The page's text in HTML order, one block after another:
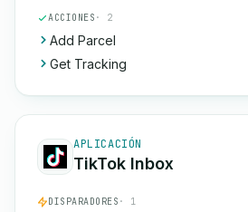
ACCIONES · 2
Add Parcel
Get Tracking
APLICACIÓN
TikTok Inbox
DISPARADORES · 1